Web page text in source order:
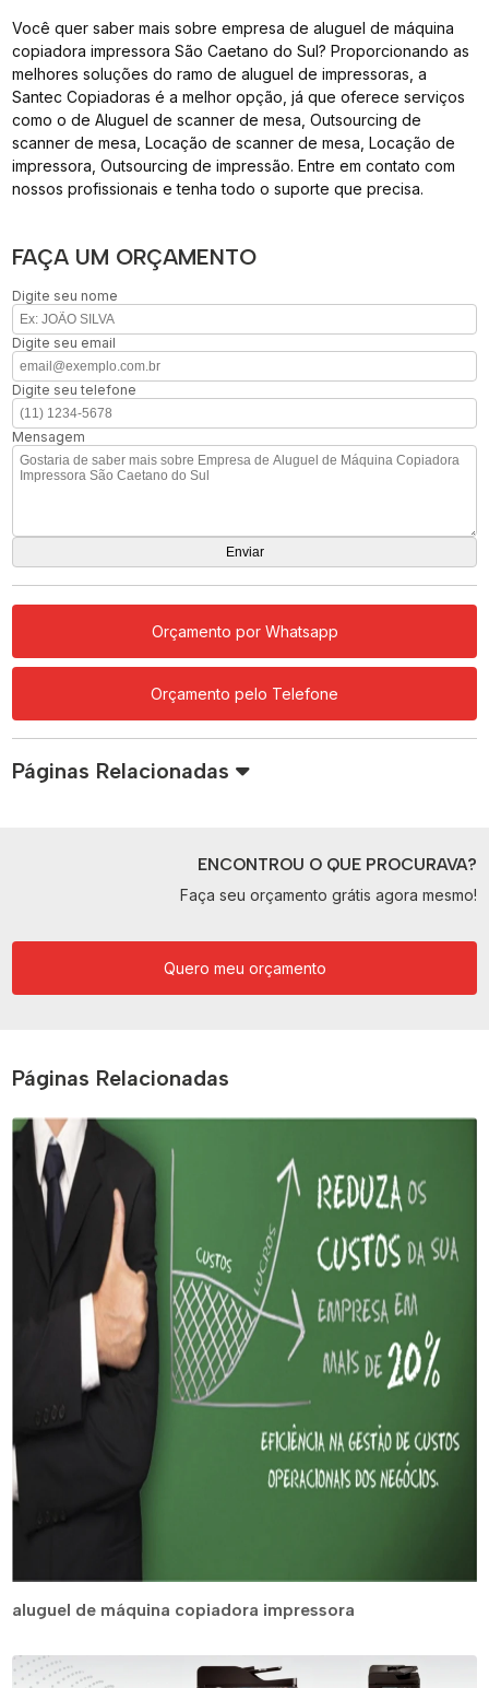
Você quer saber mais sobre empresa de aluguel de máquina
copiadora impressora São Caetano do Sul? Proporcionando as
melhores soluções do ramo de aluguel de impressoras, a
Santec Copiadoras é a melhor opção, já que oferece serviços
como o de Aluguel de scanner de mesa, Outsourcing de
scanner de mesa, Locação de scanner de mesa, Locação de
impressora, Outsourcing de impressão. Entre em contato com
nossos profissionais e tenha todo o suporte que precisa.
FAÇA UM ORÇAMENTO
Digite seu nome
Digite seu email
Digite seu telefone
Mensagem
Orçamento por Whatsapp
Orçamento pelo Telefone
Páginas Relacionadas
ENCONTROU O QUE PROCURAVA?
Faça seu orçamento grátis agora mesmo!
Quero meu orçamento
Páginas Relacionadas
aluguel de máquina copiadora impressora